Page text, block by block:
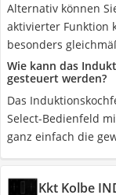
Alternativ können
aktivierter Funktion
besonders
Wie kann das
gesteuert werden?
Das
Select-Bedienfeld
ganz einfach die
Kkt Kolbe